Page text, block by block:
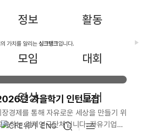
정보 활동
모임 대회
영상 도서
ENG
가치를 알리는 싱크탱크입니다.
▶
년 가을학기 인턴모집
경제를 통해 자유로운 세상을 만들기 위
하는 경제연구단체입니다. 자유기업원